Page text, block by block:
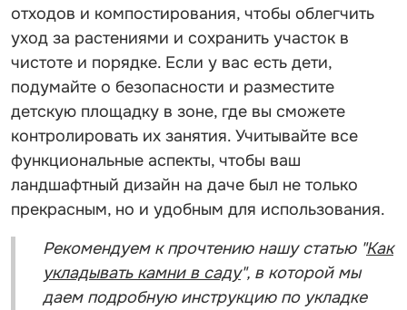
отходов и компостирования, чтобы облегчить
уход за растениями и сохранить участок в
чистоте и порядке. Если у вас есть дети,
подумайте о безопасности и разместите
детскую площадку в зоне, где вы сможете
контролировать их занятия. Учитывайте все
функциональные аспекты, чтобы ваш
ландшафтный дизайн на даче был не только
прекрасным, но и удобным для использования.
Рекомендуем к прочтению нашу статью "Как
укладывать камни в саду", в которой мы
даем подробную инструкцию по укладке